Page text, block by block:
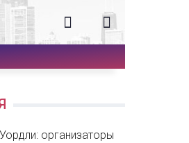
организаторы